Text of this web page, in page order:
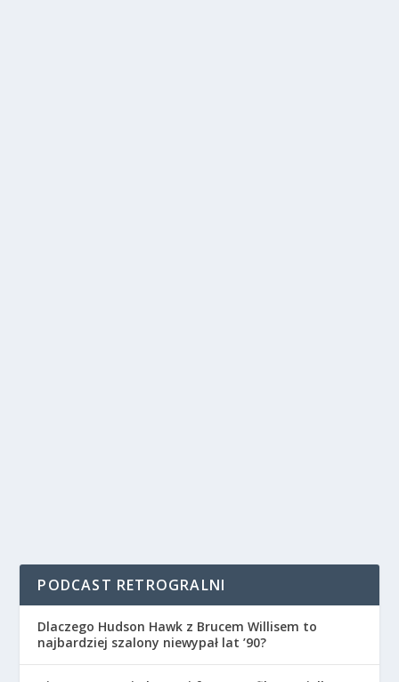
PODCAST RETROGRALNI
Dlaczego Hudson Hawk z Brucem Willisem to
najbardziej szalony niewypał lat ’90?